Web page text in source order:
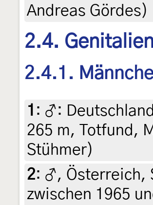
Andreas Gördes)
2.4.
2.4.1.
1 : ♂:
265 m, Totfund,
Stühmer)
2: ♂, Österreich,
zwischen 1965